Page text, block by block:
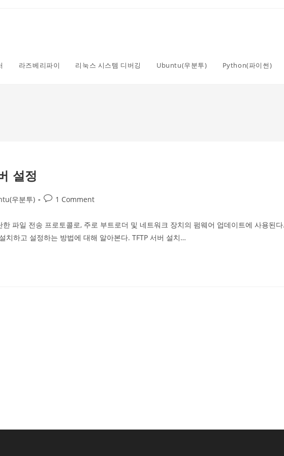
라즈베리파이 리눅스 시스템 디버깅 Ubuntu(우분투) Python(파이썬)
설정
우분투)
Post1 Comment
파일 전송 프로토콜로, 주로 부트로더 및 네트워크 장치의 펌웨어 업데이트에 사용된다
치하고 설정하는 방법에 대해 알아본다. TFTP 서버 설치…